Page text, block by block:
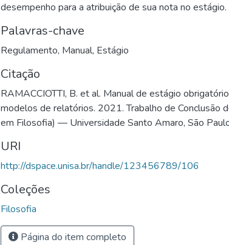
desempenho para a atribuição de sua nota no estágio.
Palavras-chave
Regulamento, Manual, Estágio
Citação
RAMACCIOTTI, B. et al. Manual de estágio
modelos de relatórios. 2021. Trabalho de Conclusão
em Filosofia) — Universidade Santo Amaro, São
URI
http://dspace.unisa.br/handle/123456789/106
Coleções
Filosofia
Página do item completo